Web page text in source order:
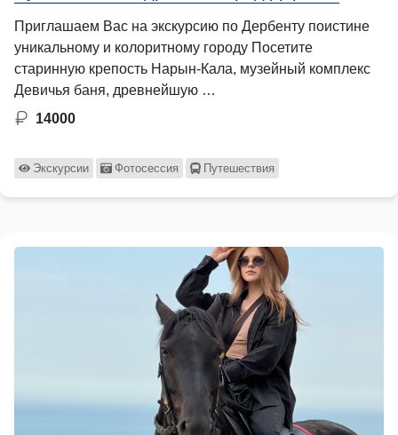
Приглашаем Вас на экскурсию по Дербенту поистине
уникальному и колоритному городу Посетите
старинную крепость Нарын-Кала, музейный комплекс
Девичья баня, древнейшую …
14000
Экскурсии Фотосессия Путешествия